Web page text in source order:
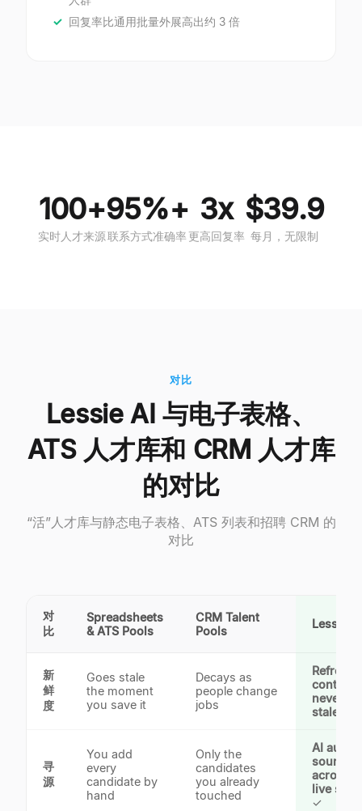
回复率比通用批量外展高出约 3 倍
100+
实时人才来源
95%+
联系方式准确率
3x
更高回复率
$39.9
每月，无限制
对比
Lessie AI 与电子表格、
ATS 人才库和 CRM 人才库
的对比
“活”人才库与静态电子表格、ATS 列表和招聘 CRM 的
对比
对
比
Spreadsheets
& ATS Pools
CRM Talent
Pools
Lessie AI
新
鲜
度
Goes stale
the moment
you save it
Decays as
people change
jobs
never
stale
寻
源
You add
every
candidate by
hand
Only the
candidates
you already
touched
AI auto-
sources
across
live
✓